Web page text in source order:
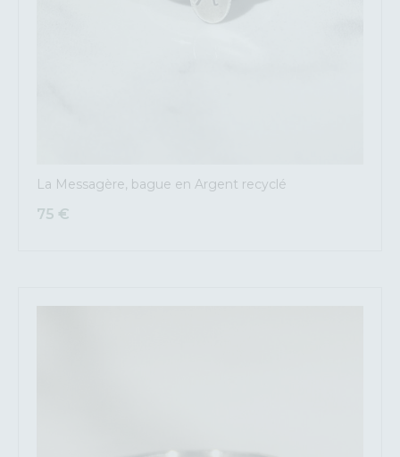
La Messagère, bague en Argent recyclé
75 €